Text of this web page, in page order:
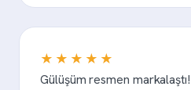
★★★★★
Gülüşüm resmen